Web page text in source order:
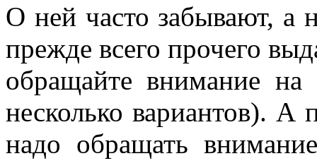
О ней часто забывают, а
прежде всего прочего
обращайте внимание
несколько вариантов). А
надо обращать